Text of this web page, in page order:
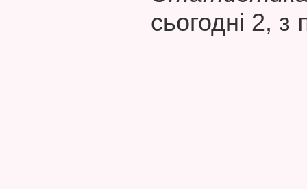
сьогодні 2, з